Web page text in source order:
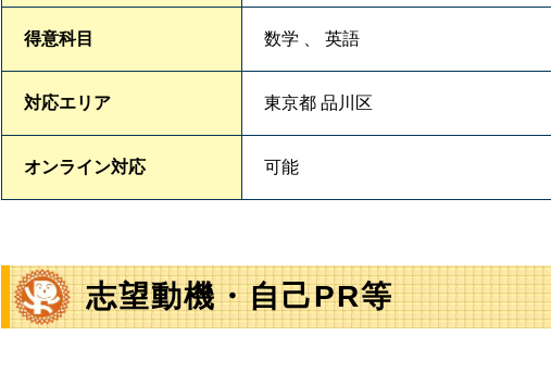
得意科目 数学 、 英語
対応エリア 東京都 品川区
オンライン対応 可能
志望動機・自己PR等